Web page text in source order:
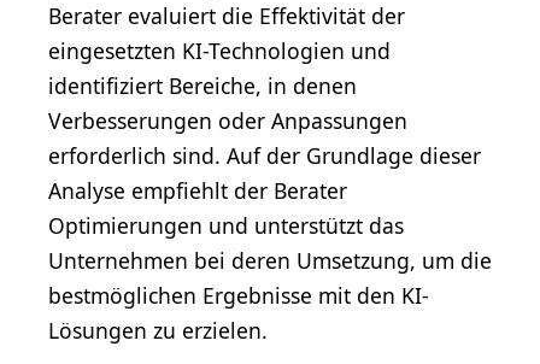
Berater evaluiert die Effektivität der
eingesetzten KI-Technologien und
identifiziert Bereiche, in denen
Verbesserungen oder Anpassungen
erforderlich sind. Auf der Grundlage dieser
Analyse empfiehlt der Berater
Optimierungen und unterstützt das
Unternehmen bei deren Umsetzung, um die
bestmöglichen Ergebnisse mit den KI-
Lösungen zu erzielen.